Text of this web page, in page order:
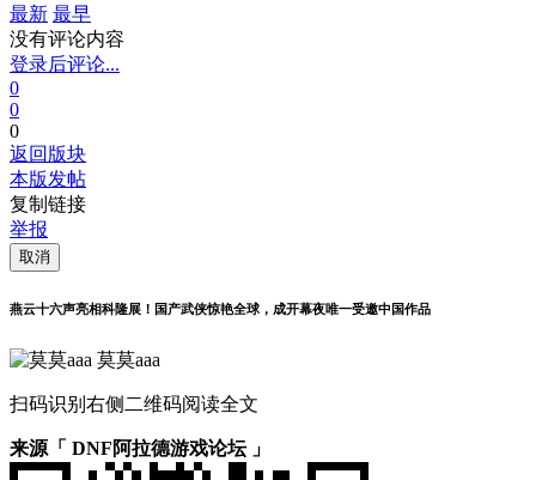
最新 最早
没有评论内容
登录后评论...
0
0
0
返回版块
本版发帖
复制链接
举报
取消
燕云十六声亮相科隆展！国产武侠惊艳全球，成开幕夜唯一受邀中国作品
莫莫aaa
扫码识别右侧二维码阅读全文
来源「 DNF阿拉德游戏论坛 」